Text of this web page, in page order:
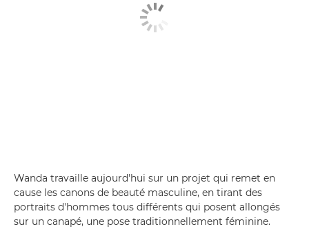
Wanda travaille aujourd'hui sur un projet qui remet en
cause les canons de beauté masculine, en tirant des
portraits d'hommes tous différents qui posent allongés
sur un canapé, une pose traditionnellement féminine.